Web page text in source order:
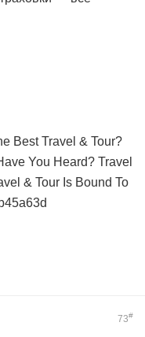
Best Travel & Tour?
You Heard? Travel
& Tour Is Bound To
73#